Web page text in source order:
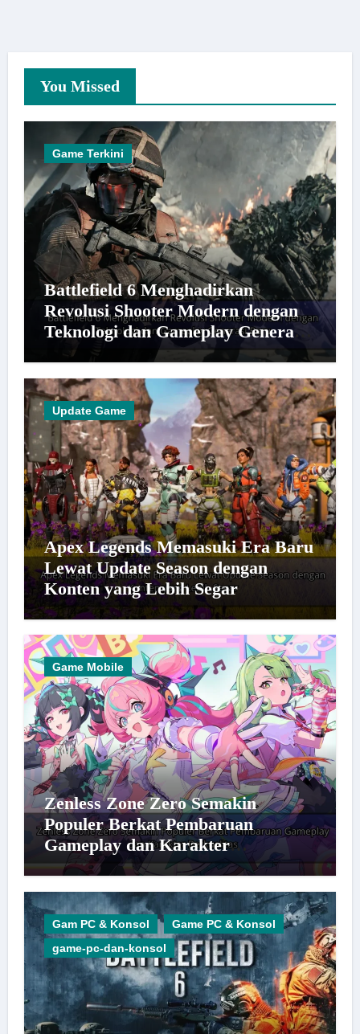
You Missed
Game Terkini
Battlefield 6 Menghadirkan
Revolusi Shooter Modern dengan
Teknologi dan Gameplay Generasi
Baru
Update Game
Apex Legends Memasuki Era Baru
Lewat Update Season dengan
Konten yang Lebih Segar
Game Mobile
Zenless Zone Zero Semakin
Populer Berkat Pembaruan
Gameplay dan Karakter
Berkualitas
Gam PC & Konsol
Game PC & Konsol
game-pc-dan-konsol